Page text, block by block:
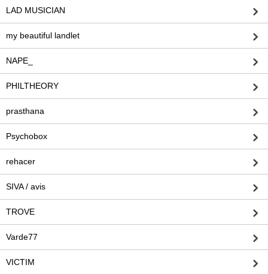
LAD MUSICIAN
my beautiful landlet
NAPE_
PHILTHEORY
prasthana
Psychobox
rehacer
SIVA / avis
TROVE
Varde77
VICTIM